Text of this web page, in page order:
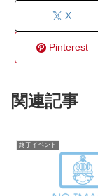
X
Pinterest
関連記事
終了イベント